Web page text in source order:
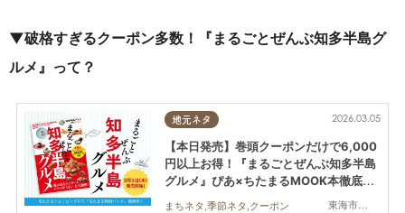
▼破格すぎるクーポン多数！『まるごとぜんぶ知多半島グ
ルメ』って？
地元ネタ
東海市,大府市,知多市,東浦町,阿久比町,半田市,常滑市,武豊町,美浜町,南知多町
2026.03.05
【本日発売】巻頭クーポンだけで6,000
円以上お得！『まるごとぜんぶ知多半島
グルメ』ぴあ×ちたまるMOOK本徹底レ
まちネタ,季節ネタ,クーポン